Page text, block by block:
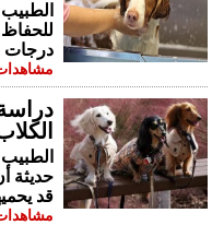
للحفاظ
درجات
مشاهدات :
حديثة
قد
مشاهدات :